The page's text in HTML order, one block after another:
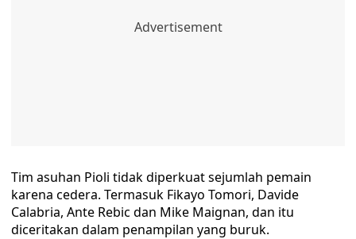
Tim asuhan Pioli tidak diperkuat sejumlah pemain
karena cedera. Termasuk Fikayo Tomori, Davide
Calabria, Ante Rebic dan Mike Maignan, dan itu
diceritakan dalam penampilan yang buruk.